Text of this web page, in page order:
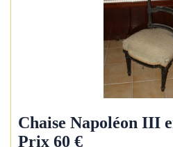
Chaise Napoléon III
Prix 60 €